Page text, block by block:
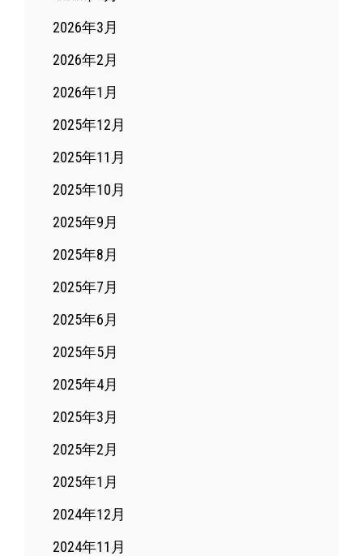
2026年3月
2026年2月
2026年1月
2025年12月
2025年11月
2025年10月
2025年9月
2025年8月
2025年7月
2025年6月
2025年5月
2025年4月
2025年3月
2025年2月
2025年1月
2024年12月
2024年11月